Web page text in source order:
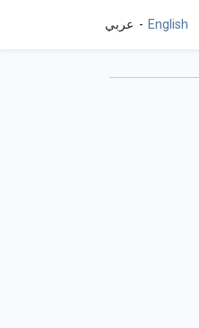
English عربي